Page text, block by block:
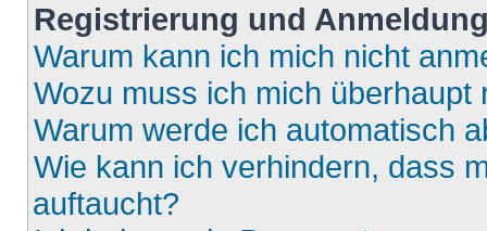
Registrierung und
Warum kann ich mich nicht
Wozu muss ich mich überhaupt
Warum werde ich automatisch
Wie kann ich verhindern, dass
auftaucht?